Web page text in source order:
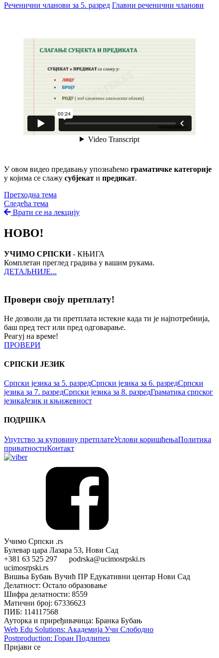
Реченични чланови за 5. разред Главни реченични чланови
У овом видео предавању упознаћемо граматичке категорије
у којима се слажу субјекат и предикат.
Претходна тема
Следећа тема
Врати се на лекцију
НОВО!
УЧИМО СРПСКИ- КЊИГА
Комплетан преглед градива у вашим рукама.
ДЕТАЉНИЈЕ...
Провери своју претплату!
Не дозволи да ти претплата истекне када ти је најпотребнија,
баш пред тест или пред одговарање.
Реагуј на време!
ПРОВЕРИ
СРПСКИ ЈЕЗИК
Српски језика за 5. разредСрпски језика за 6. разредСрпски
језика за 7. разредСрпски језика за 8. разредГраматика српског
језикаЈезик и књижевност
ПОДРШКА
Упутство за куповину претплатеУслови коришћењаПолитика
приватностиКонтакт
Учимо Српски .rs
Булевар цара Лазара 53, Нови Сад
+381 63 525 297 podrska@ucimosrpski.rs
ucimosrpski.rs
Вишња Бубањ Вучић ПР Едукативни центар Нови Сад
Делатност: Остало образовање
Шифра делатности: 8559
Матични број: 67336623
ПИБ: 114117568
Ауторка и приређивачица: Бранка Бубањ
Web Edu Solutions: Академија Учи Слободно
Postproduction: Горан Подлипец
Пријави се